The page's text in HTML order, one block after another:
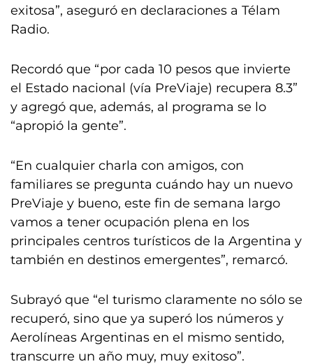
exitosa”, aseguró en declaraciones a Télam
Radio.
Recordó que “por cada 10 pesos que invierte
el Estado nacional (vía PreViaje) recupera 8.3”
y agregó que, además, al programa se lo
“apropió la gente”.
“En cualquier charla con amigos, con
familiares se pregunta cuándo hay un nuevo
PreViaje y bueno, este fin de semana largo
vamos a tener ocupación plena en los
principales centros turísticos de la Argentina y
también en destinos emergentes”, remarcó.
Subrayó que “el turismo claramente no sólo se
recuperó, sino que ya superó los números y
Aerolíneas Argentinas en el mismo sentido,
transcurre un año muy, muy exitoso”.